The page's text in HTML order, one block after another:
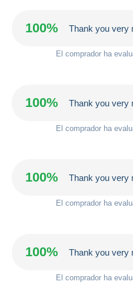
100% Thank you very
El comprador ha
100% Thank you very
El comprador ha
100% Thank you very
El comprador ha
100% Thank you very
El comprador ha